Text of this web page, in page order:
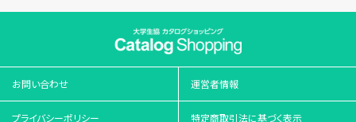
お問い合わせ 運営者情報
プライバシーポリシー 特定商取引法に基づく表示